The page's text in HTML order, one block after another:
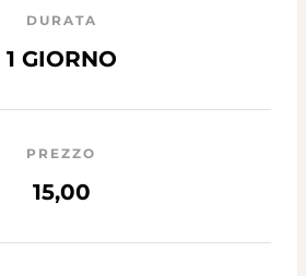
DURATA
1 GIORNO
PREZZO
15,00